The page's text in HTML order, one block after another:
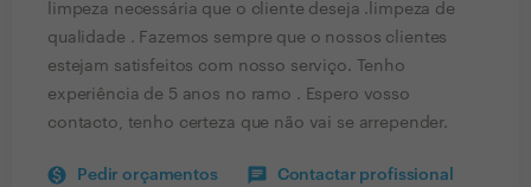
limpeza necessária que o cliente deseja .limpeza de
qualidade . Fazemos sempre que o nossos clientes
estejam satisfeitos com nosso serviço. Tenho
experiência de 5 anos no ramo . Espero vosso
contacto, tenho certeza que não vai se arrepender.
Pedir orçamentos Contactar profissional